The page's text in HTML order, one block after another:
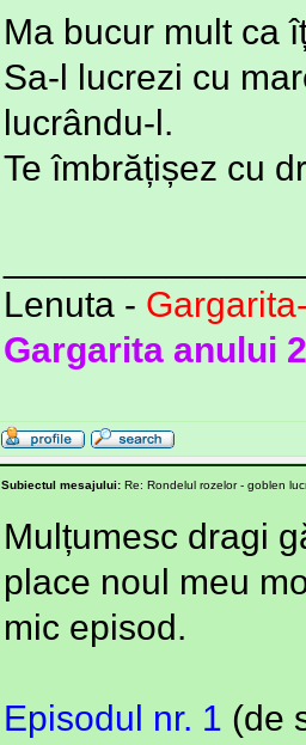
Ma bucur mult ca
Sa-l lucrezi cu
lucrându-l.
Te îmbrățișez cu
Lenuta -
Gargarita anului
Subiectul mesajului: Re: Rondelul rozelor - goblen
Mulțumesc dragi
place noul meu
mic episod.
Episodul nr. 1 (de